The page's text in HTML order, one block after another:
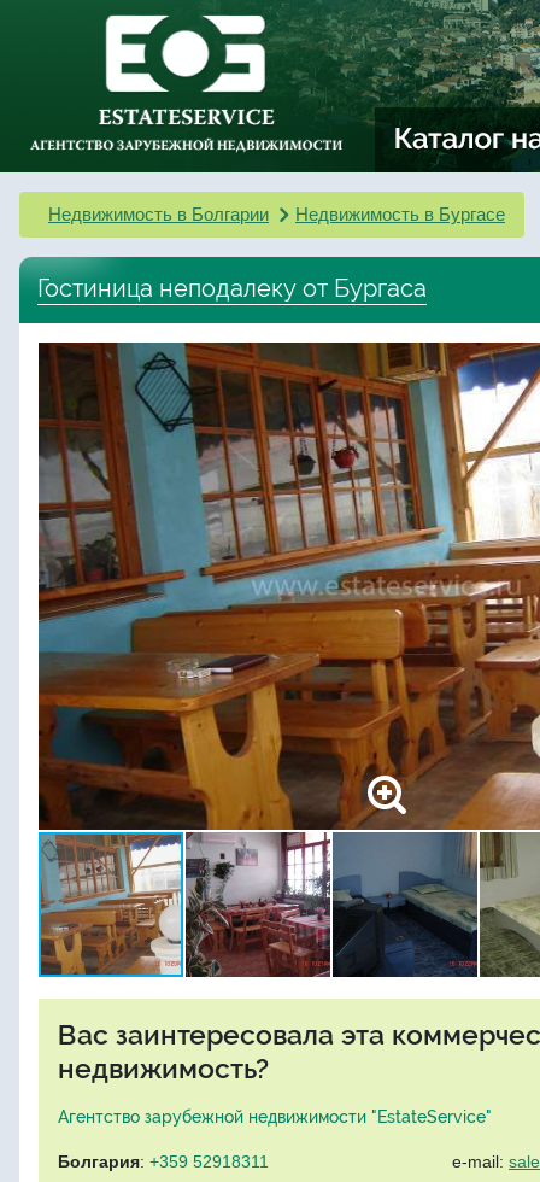
Недвижимость в Болгарии Недвижимость в Бургасе
Гостиница неподалеку от Бургаса
Вас заинтересовала эта
недвижимость?
Агентство зарубежной недвижимости "EstateService"
Болгария: +359 52918311 e-mail: